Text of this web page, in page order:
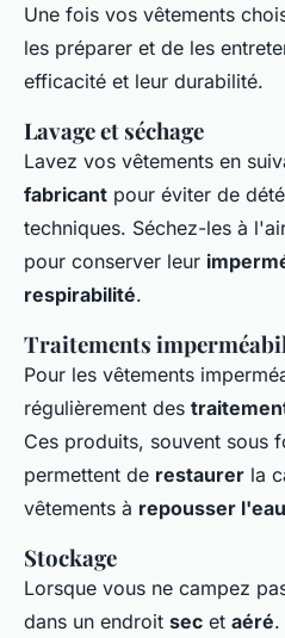
Une fois vos vêtements
les préparer et de les
efficacité et leur durabilité.
Lavage et séchage
Lavez vos vêtements en
fabricant pour éviter de
techniques. Séchez-les à
pour conserver leur
respirabilité.
Traitements
Pour les vêtements
régulièrement des
Ces produits, souvent sous
permettent de restaurer la
vêtements à repousser l'eau
Stockage
Lorsque vous ne campez
dans un endroit sec et aéré.